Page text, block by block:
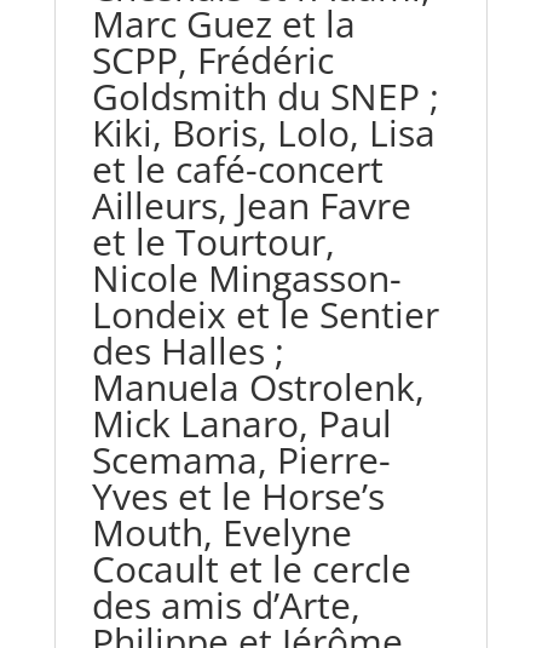
Marc Guez et la
SCPP, Frédéric
Goldsmith du SNEP ;
Kiki, Boris, Lolo, Lisa
et le café-concert
Ailleurs, Jean Favre
et le Tourtour,
Nicole Mingasson-
Londeix et le Sentier
des Halles ;
Manuela Ostrolenk,
Mick Lanaro, Paul
Scemama, Pierre-
Yves et le Horse’s
Mouth, Evelyne
Cocault et le cercle
des amis d’Arte,